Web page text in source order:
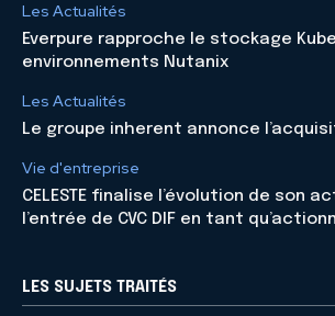
Les Actualités
Everpure rapproche le stockage
environnements Nutanix
Les Actualités
Le groupe inherent annonce
Vie d'entreprise
CELESTE finalise l’évolution de son
l’entrée de CVC DIF en tant
LES SUJETS TRAITÉS